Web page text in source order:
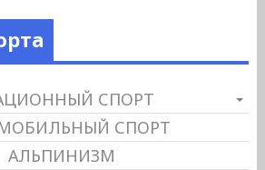
СПОРТ
СПОРТ
АЛЬПИНИЗМ